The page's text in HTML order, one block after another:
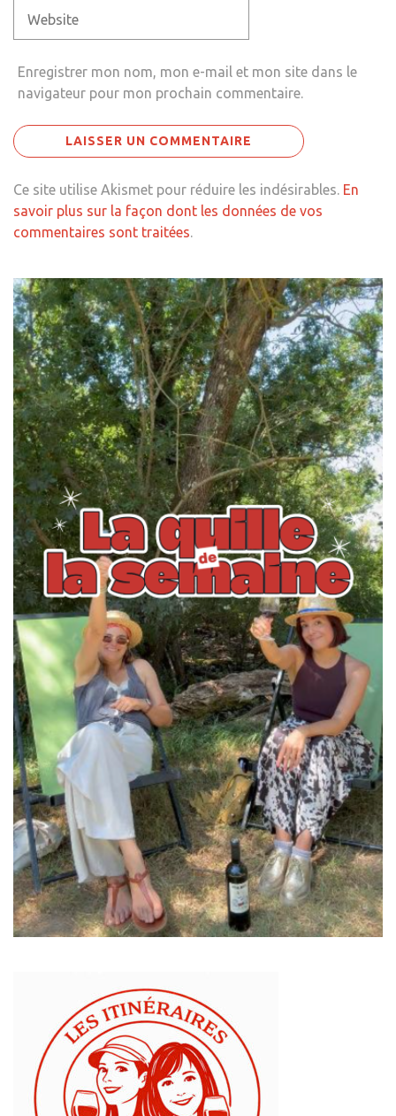
Enregistrer mon nom, mon e-mail et mon site dans le
navigateur pour mon prochain commentaire.
Ce site utilise Akismet pour réduire les indésirables. En
savoir plus sur la façon dont les données de vos
commentaires sont traitées.